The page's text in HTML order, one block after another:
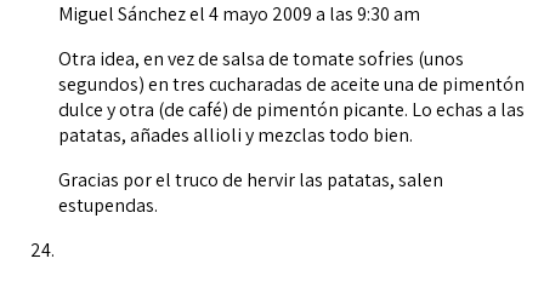
Miguel Sánchezel 4 mayo 2009 a las 9:30 am
Otra idea, en vez de salsa de tomate sofries (unos
segundos) en tres cucharadas de aceite una de pimentón
dulce y otra (de café) de pimentón picante. Lo echas a las
patatas, añades allioli y mezclas todo bien.
Gracias por el truco de hervir las patatas, salen
estupendas.